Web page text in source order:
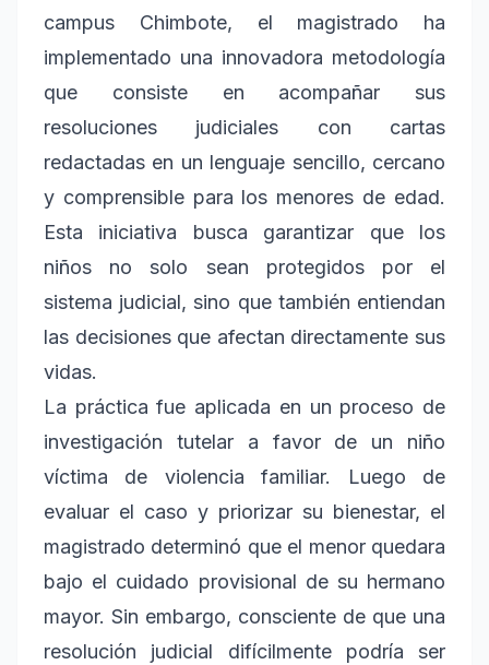
campus Chimbote, el magistrado ha
implementado una innovadora metodología
que consiste en acompañar sus
resoluciones judiciales con cartas
redactadas en un lenguaje sencillo, cercano
y comprensible para los menores de edad.
Esta iniciativa busca garantizar que los
niños no solo sean protegidos por el
sistema judicial, sino que también entiendan
las decisiones que afectan directamente sus
vidas.
La práctica fue aplicada en un proceso de
investigación tutelar a favor de un niño
víctima de violencia familiar. Luego de
evaluar el caso y priorizar su bienestar, el
magistrado determinó que el menor quedara
bajo el cuidado provisional de su hermano
mayor. Sin embargo, consciente de que una
resolución judicial difícilmente podría ser